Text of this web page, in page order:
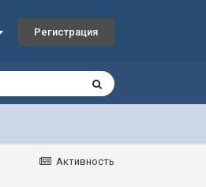
Регистрация
Активность